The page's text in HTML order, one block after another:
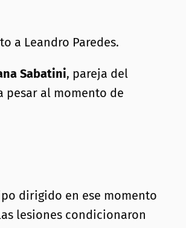
a Leandro Paredes.
Sabatini, pareja del
pesar al momento de
dirigido en ese momento
lesiones condicionaron